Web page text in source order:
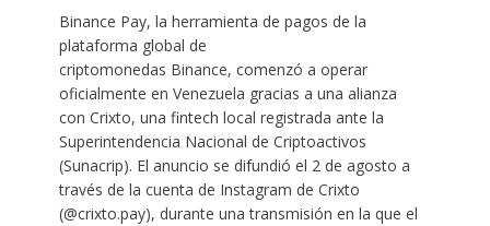
Binance Pay, la herramienta de pagos de la
plataforma global de
criptomonedas Binance, comenzó a operar
oficialmente en Venezuela gracias a una alianza
con Crixto, una fintech local registrada ante la
Superintendencia Nacional de Criptoactivos
(Sunacrip). El anuncio se difundió el 2 de agosto a
través de la cuenta de Instagram de Crixto
(@crixto.pay), durante una transmisión en la que el